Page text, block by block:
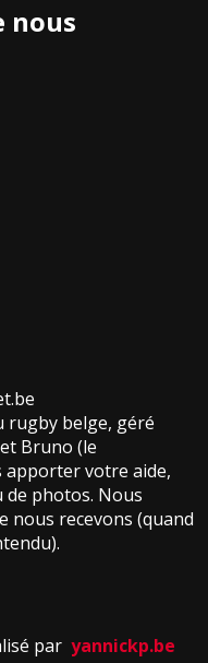
nous
rugby belge, géré
Bruno (le
apporter votre aide,
photos. Nous
nous recevons (quand
par yannickp.be